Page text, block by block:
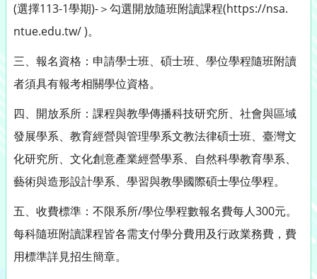
(選擇113-1學期)-＞勾選開放隨班附讀課程(https://nsa.
ntue.edu.tw/ )。
三、報名資格：申請學士班、碩士班、學位學程隨班附讀
者須具有報考相關學位資格。
四、開放系所：課程與教學傳播科技研究所、社會與區域
發展學系、教育經營與管理學系文教法律碩士班、臺灣文
化研究所、文化創意產業經營學系、自然科學教育學系、
藝術與造形設計學系、學習與教學國際碩士學位學程。
五、收費標準：不限系所/學位學程數報名費每人300元。
每科隨班附讀課程皆各需支付學分費用及行政業務費，費
用標準詳見招生簡章。